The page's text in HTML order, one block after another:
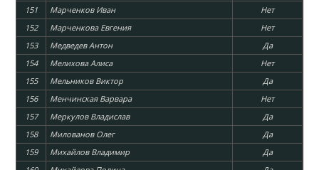
151
Марченков Иван
Нет
152
Марченкова Евгения
Нет
153
Медведев Антон
Да
154
Мелихова Алиса
Нет
155
Мельников Виктор
Да
156
Менчинская Варвара
Нет
157
Меркулов Владислав
Да
158
Милованов Олег
Да
159
Михайлов Владимир
Да